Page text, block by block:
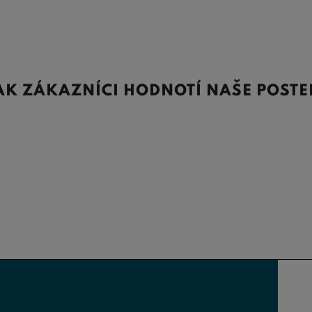
ZÁKAZNÍCI HODNOTÍ NAŠE